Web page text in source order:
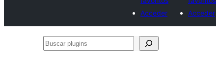
Acceder
Acceder
Buscar